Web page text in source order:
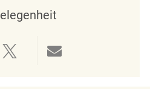
teilen teilen
Über Twitter teilen